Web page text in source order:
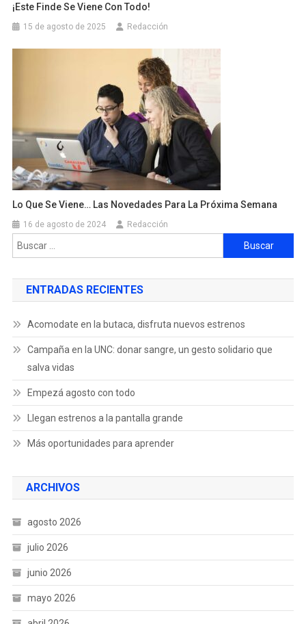
¡Este Finde Se Viene Con Todo!
15 de agosto de 2025 Redacción
Lo Que Se Viene… Las Novedades Para La Próxima Semana
16 de agosto de 2024 Redacción
ENTRADAS RECIENTES
Acomodate en la butaca, disfruta nuevos estrenos
Campaña en la UNC: donar sangre, un gesto solidario que
salva vidas
Empezá agosto con todo
Llegan estrenos a la pantalla grande
Más oportunidades para aprender
ARCHIVOS
agosto 2026
julio 2026
junio 2026
mayo 2026